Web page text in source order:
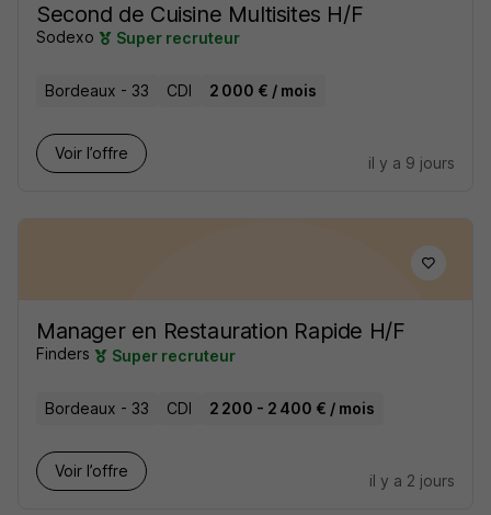
Second de Cuisine Multisites H/F
Sodexo Super recruteur
Bordeaux - 33 CDI 2 000 € / mois
Voir l’offre
il y a 9 jours
Manager en Restauration Rapide H/F
Finders Super recruteur
Bordeaux - 33 CDI 2 200 - 2 400 € / mois
Voir l’offre
il y a 2 jours